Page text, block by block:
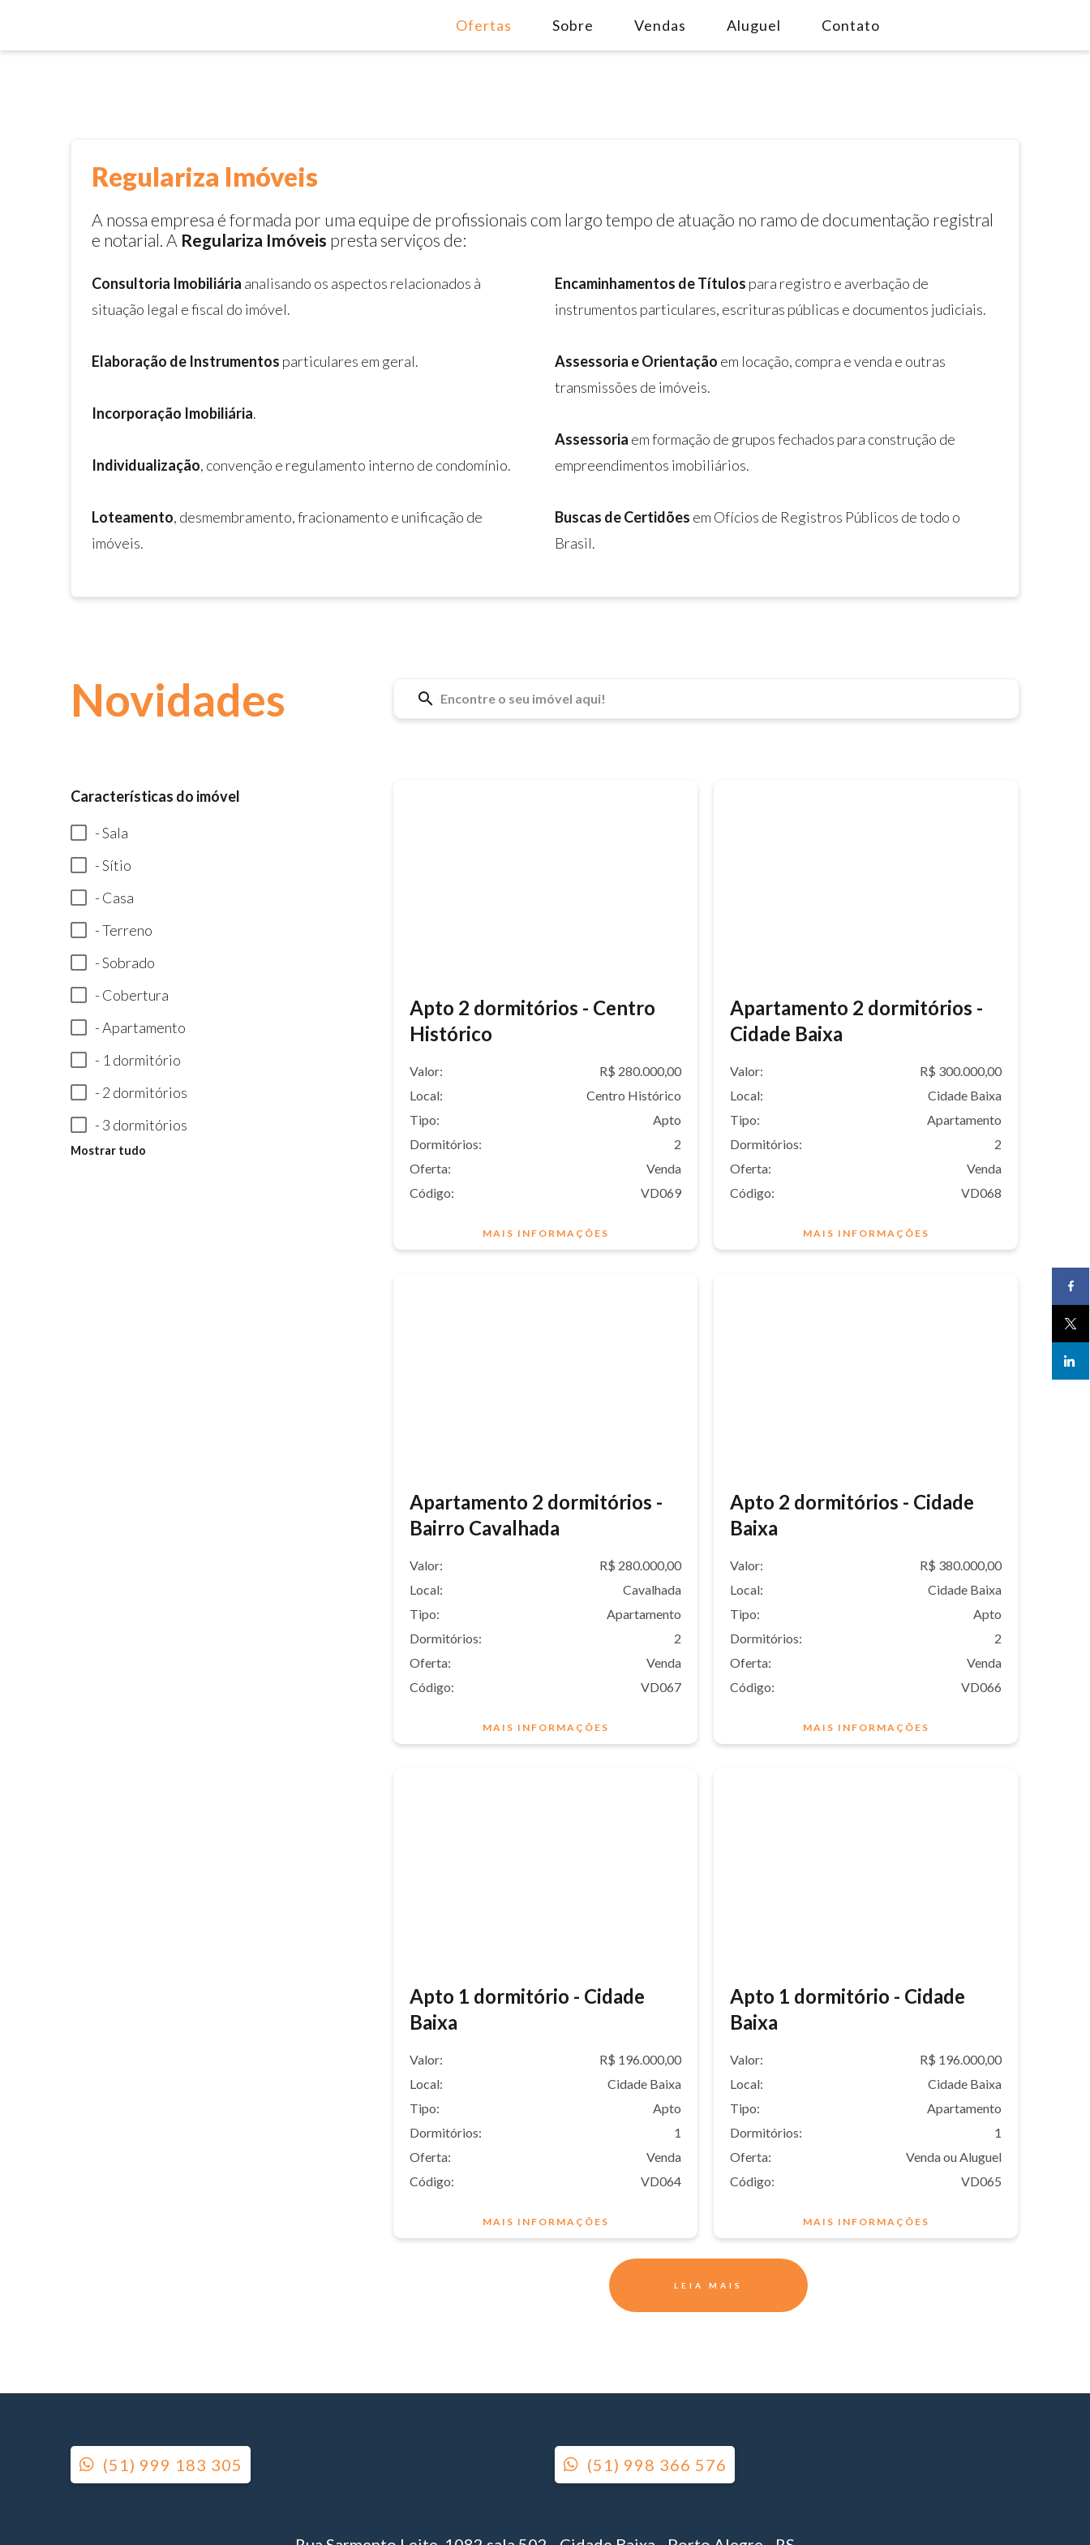
Ofertas Sobre Vendas Aluguel Contato
Regulariza Imóveis
A nossa empresa é formada por uma equipe de profissionais com largo tempo de atuação no ramo de documentação registral
e notarial. A Regulariza Imóveis presta serviços de:
Consultoria Imobiliária analisando os aspectos relacionados à
situação legal e fiscal do imóvel.
Elaboração de Instrumentos particulares em geral.
Incorporação Imobiliária.
Individualização, convenção e regulamento interno de condomínio.
Loteamento, desmembramento, fracionamento e unificação de
imóveis.
Encaminhamentos de Títulos para registro e averbação de
instrumentos particulares, escrituras públicas e documentos judiciais.
Assessoria e Orientação em locação, compra e venda e outras
transmissões de imóveis.
Assessoria em formação de grupos fechados para construção de
empreendimentos imobiliários.
Buscas de Certidões em Ofícios de Registros Públicos de todo o
Brasil.
Novidades
Características do imóvel
- Sala
- Sítio
- Casa
- Terreno
- Sobrado
- Cobertura
- Apartamento
- 1 dormitório
- 2 dormitórios
- 3 dormitórios
Mostrar tudo
Apto 2 dormitórios - Centro
Histórico
Tipo: Apto
Oferta: Venda
Valor: R$ 280.000,00
Dormitórios: 2
Local: Centro Histórico
Código: VD069
MAIS INFORMAÇÕES
Apartamento 2 dormitórios -
Cidade Baixa
Tipo: Apartamento
Oferta: Venda
Valor: R$ 300.000,00
Dormitórios: 2
Local: Cidade Baixa
Código: VD068
MAIS INFORMAÇÕES
Apartamento 2 dormitórios -
Bairro Cavalhada
Tipo: Apartamento
Oferta: Venda
Valor: R$ 280.000,00
Dormitórios: 2
Local: Cavalhada
Código: VD067
MAIS INFORMAÇÕES
Apto 2 dormitórios - Cidade
Baixa
Tipo: Apto
Oferta: Venda
Valor: R$ 380.000,00
Dormitórios: 2
Local: Cidade Baixa
Código: VD066
MAIS INFORMAÇÕES
Apto 1 dormitório - Cidade
Baixa
Tipo: Apto
Oferta: Venda
Valor: R$ 196.000,00
Dormitórios: 1
Local: Cidade Baixa
Código: VD064
MAIS INFORMAÇÕES
Apto 1 dormitório - Cidade
Baixa
Tipo: Apartamento
Oferta: Venda ou Aluguel
Valor: R$ 196.000,00
Dormitórios: 1
Local: Cidade Baixa
Código: VD065
MAIS INFORMAÇÕES
LEIA MAIS
(51) 999 183 305 (51) 998 366 576